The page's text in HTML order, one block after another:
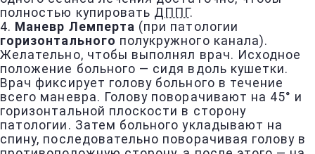
полностью купировать ДППГ.
4. Маневр Лемперта (при патологии
горизонтального полукружного канала).
Желательно, чтобы выполнял врач. Исходное
положение больного — сидя вдоль кушетки.
Врач фиксирует голову больного в течение
всего маневра. Голову поворачивают на 45° и
горизонтальной плоскости в сторону
патологии. Затем больного укладывают на
спину, последовательно поворачивая голову в